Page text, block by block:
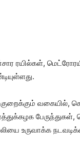
ரயில்கள்,
வகையில்,
உருவாக்க